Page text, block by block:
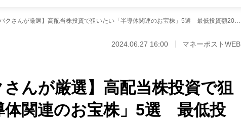
【投資家バクさんが厳選】高配当株投資で狙いたい「半導体関連のお宝株」5選 最低投資額20万円で買いやすい銘柄も
2024.06.27 16:00 マネーポストWEB
さんが厳選】高配当株投資で狙
体関連のお宝株」5選 最低投